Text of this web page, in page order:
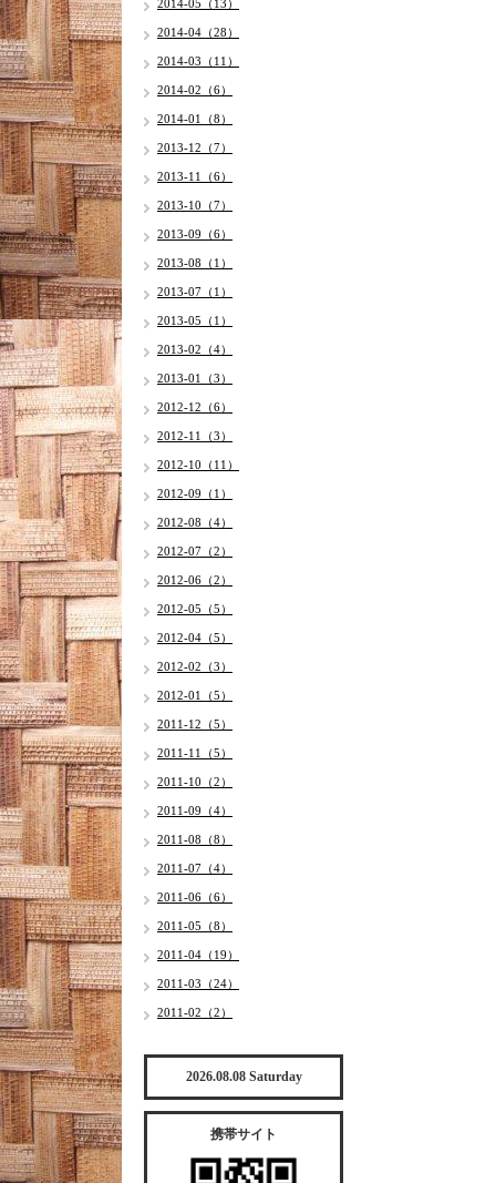
2014-05（13）
2014-04（28）
2014-03（11）
2014-02（6）
2014-01（8）
2013-12（7）
2013-11（6）
2013-10（7）
2013-09（6）
2013-08（1）
2013-07（1）
2013-05（1）
2013-02（4）
2013-01（3）
2012-12（6）
2012-11（3）
2012-10（11）
2012-09（1）
2012-08（4）
2012-07（2）
2012-06（2）
2012-05（5）
2012-04（5）
2012-02（3）
2012-01（5）
2011-12（5）
2011-11（5）
2011-10（2）
2011-09（4）
2011-08（8）
2011-07（4）
2011-06（6）
2011-05（8）
2011-04（19）
2011-03（24）
2011-02（2）
2026.08.08 Saturday
携帯サイト